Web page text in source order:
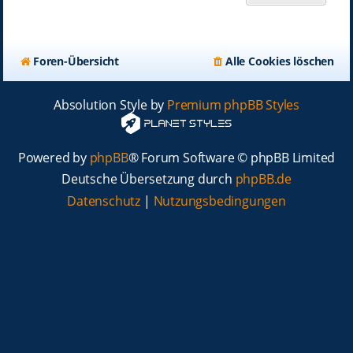
Foren-Übersicht Alle Cookies löschen
Absolution Style by Premium phpBB Styles
Powered by phpBB® Forum Software © phpBB Limited
Deutsche Übersetzung durch phpBB.de
Datenschutz | Nutzungsbedingungen